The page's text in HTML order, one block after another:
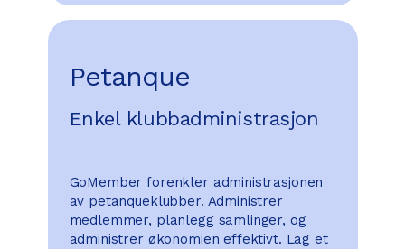
Petanque
Enkel klubbadministrasjon
GoMember forenkler administrasjonen
av petanqueklubber. Administrer
medlemmer, planlegg samlinger, og
administrer økonomien effektivt. Lag et